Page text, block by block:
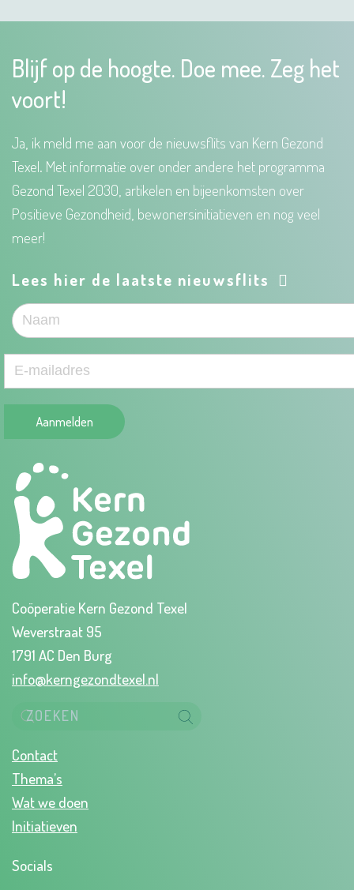
Blijf op de hoogte. Doe mee. Zeg het
voort!
Ja, ik meld me aan voor de nieuwsflits van Kern Gezond
Texel. Met informatie over onder andere het programma
Gezond Texel 2030, artikelen en bijeenkomsten over
Positieve Gezondheid, bewonersinitiatieven en nog veel
meer!
Lees hier de laatste nieuwsflits
Aanmelden
Coöperatie Kern Gezond Texel
Weverstraat 95
1791 AC Den Burg
info@kerngezondtexel.nl
Contact
Thema’s
Wat we doen
Initiatieven
Socials